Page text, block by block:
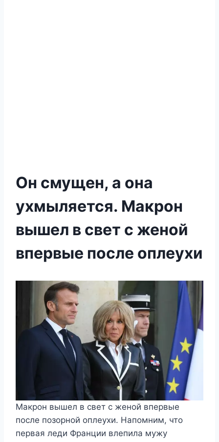
Он смущен, а она
ухмыляется. Макрон
вышел в свет с женой
впервые после оплеухи
Макрон вышел в свет с женой впервые
после позорной оплеухи. Напомним, что
первая леди Франции влепила мужу